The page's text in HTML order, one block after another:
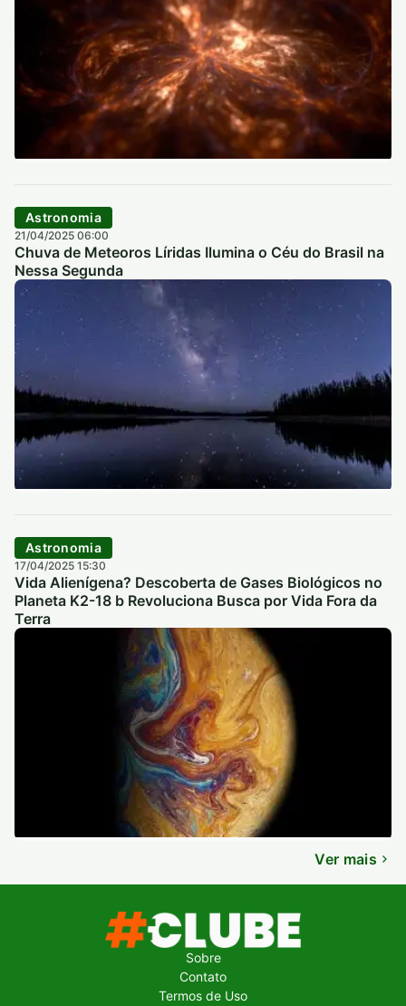
Astronomia
21/04/2025 06:00
Chuva de Meteoros Líridas Ilumina o Céu do Brasil na
Nessa Segunda
Astronomia
17/04/2025 15:30
Vida Alienígena? Descoberta de Gases Biológicos no
Planeta K2-18 b Revoluciona Busca por Vida Fora da
Terra
Ver mais
Sobre
Contato
Termos de Uso